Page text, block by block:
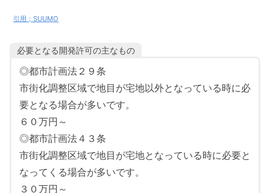
引用；SUUMO
必要となる開発許可の主なもの
◎都市計画法２９条
市街化調整区域で地目が宅地以外となっている時に必
要となる場合が多いです。
６０万円～
◎都市計画法４３条
市街化調整区域で地目が宅地となっている時に必要と
なってくる場合が多いです。
３０万円～